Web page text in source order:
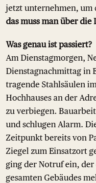
jetzt unternehmen, um
das muss man über die
Was genau ist passiert?
Am Dienstagmorgen,
Dienstagnachmittag in
tragende Stahlsäulen
Hochhauses an der
zu verbiegen.
und schlugen Alarm.
Zeitpunkt bereits von
Ziegel zum Einsatzort
ging der Notruf ein,
gesamten Gebäudes